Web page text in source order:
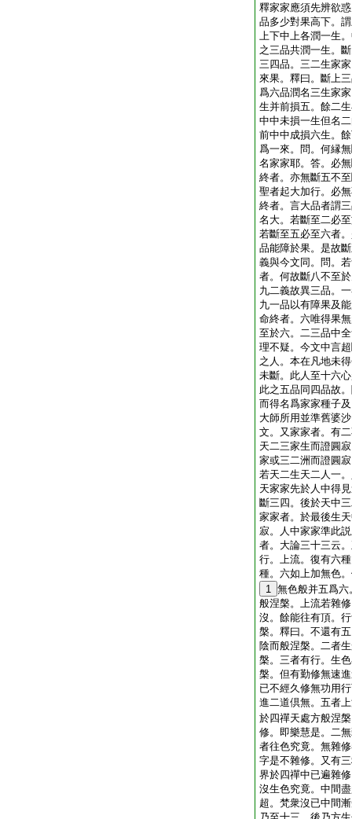
釋家家應須先辨欲
品多少對果高下。
上下中上各潤一生
之三品共潤一生。
三四品。三二生家
來果。釋曰。斷上
爲六品潤名三生家
生并前損五。餘二
中中未損一生但名
前中中成損六生。
爲一來。問。何縁
名家家耶。答。必
終者。亦無斷五不
聖者起大加行。必
終者。言大品者謂
名大。若斷至二必
若斷至五必至六者
品能障於果。是故
義與今文同。問。
者。何故斷八不至
九二義故異三品。
九一品以有障果及
命終者。六唯得果
至於六。二三品中
理不疑。今文中言
之人。本在凡地未
未斷。此人至十六
此之五品同四品故
而得名爲家家種子
大師所用並準舊婆
文。又家家者。有
天二三家生而證圓
家或三二洲而證圓
若天二生天二人一
天家家先於人中得
斷三四。後於天中
家家者。於最後生
寂。人中家家準此
者。大論三十三云
行。上流。復有六
種。六如上加無色
1 無色般并五爲
般涅槃。上流若雜
沒。餘能往有頂。
槃。釋曰。不還有
陰而般涅槃。二者
槃。三者有行。生
槃。但有勤修無速
已不經久修無功用
進二道倶無。五者
於四禪天處方般涅
修。即樂慧是。二
者往色究竟。無雜
字是不雜修。又有
界於四禪中已遍雜
沒生色究竟。中間
超。梵衆沒已中間